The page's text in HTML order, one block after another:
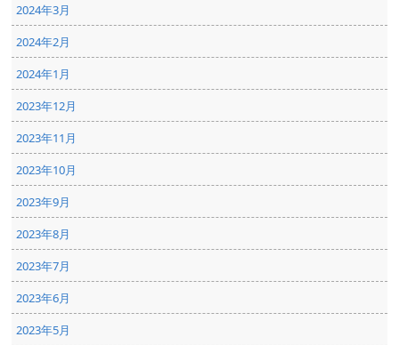
2024年3月
2024年2月
2024年1月
2023年12月
2023年11月
2023年10月
2023年9月
2023年8月
2023年7月
2023年6月
2023年5月